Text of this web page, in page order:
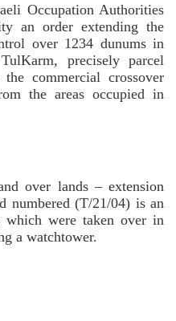
Occupation Authorities
an order extending the
over 1234 dunums in
precisely parcel
commercial crossover
the areas occupied in
over lands – extension
numbered (T/21/04) is an
which were taken over in
a watchtower.